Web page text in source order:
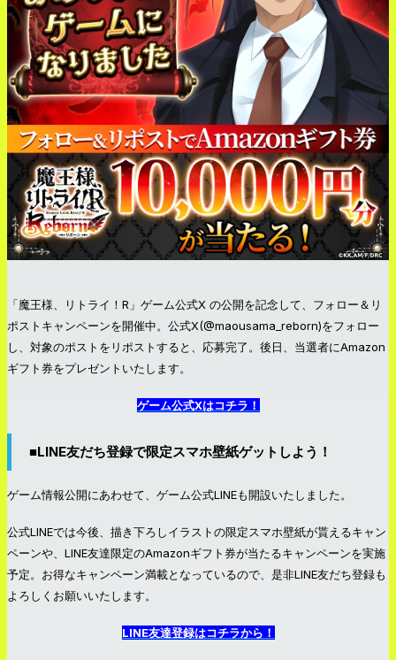
「魔王様、リトライ！R」ゲーム公式X の公開を記念して、フォロー＆リ
ポストキャンペーンを開催中。公式X(@maousama_reborn)をフォロー
し、対象のポストをリポストすると、応募完了。後日、当選者にAmazon
ギフト券をプレゼントいたします。
ゲーム公式Xはコチラ！
■LINE友だち登録で限定スマホ壁紙ゲットしよう！
ゲーム情報公開にあわせて、ゲーム公式LINEも開設いたしました。
公式LINEでは今後、描き下ろしイラストの限定スマホ壁紙が貰えるキャン
ペーンや、LINE友達限定のAmazonギフト券が当たるキャンペーンを実施
予定。お得なキャンペーン満載となっているので、是非LINE友だち登録も
よろしくお願いいたします。
LINE友達登録はコチラから！